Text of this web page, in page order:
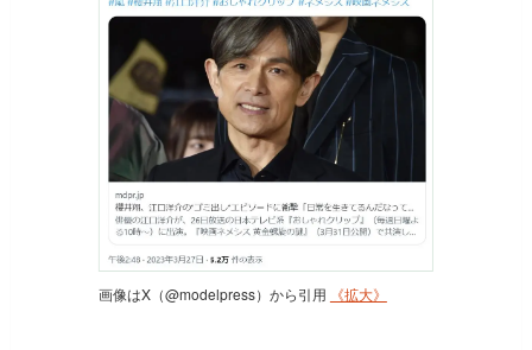
画像はX（@modelpress）から引用 《拡大》